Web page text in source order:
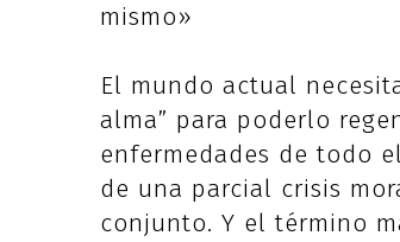
mismo»
El mundo actual
alma” para poderlo
enfermedades de todo
de una parcial crisis
conjunto. Y el término